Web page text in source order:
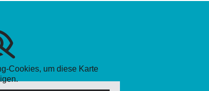
Cookies, um diese Karte